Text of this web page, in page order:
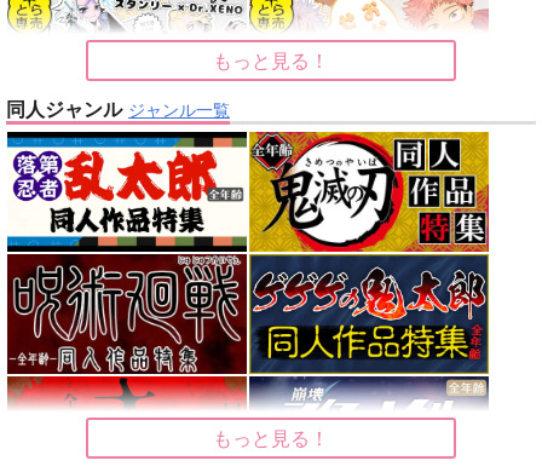
【Dr.STONE】 【呪術廻戦】
【オリジナル】 【東京卍リベンジャーズ】
【刀剣乱舞】 【僕のヒーローアカデミア】
もっと見る！
同人ジャンル ジャンル一覧
もっと見る！